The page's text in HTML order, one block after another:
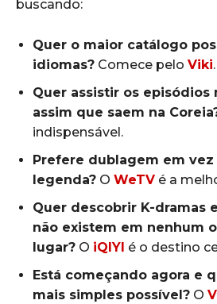
buscando:
Quer o maior catálogo
idiomas? Comece pelo Viki.
Quer assistir os episódios
assim que saem na
indispensável.
Prefere dublagem em vez
legenda? O WeTV é a
Quer descobrir K-dramas
não existem em nenhum
lugar? O iQIYI é o destino
Está começando agora e
mais simples possível? O